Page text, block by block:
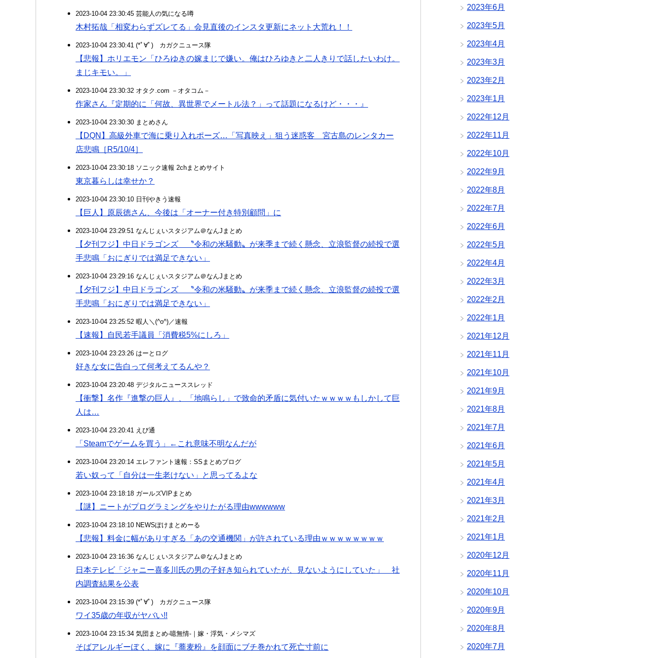
2023-10-04 23:30:45 芸能人の気になる噂
木村拓哉「相変わらずズレてる」会見直後のインスタ更新にネット大荒れ！！
2023-10-04 23:30:41 (*ﾟ∀ﾟ)ゞカガクニュース隊
【悲報】ホリエモン「ひろゆきの嫁まじで嫌い。俺はひろゆきと二人きりで話したいわけ。
まじキモい。」
2023-10-04 23:30:32 オタク.com －オタコム－
作家さん『定期的に「何故、異世界でメートル法？」って話題になるけど・・・』
2023-10-04 23:30:30 まとめさん
【DQN】高級外車で海に乗り入れポーズ…「写真映え」狙う迷惑客 宮古島のレンタカー
店悲鳴［R5/10/4］
2023-10-04 23:30:18 ソニック速報 2chまとめサイト
東京暮らしは幸せか？
2023-10-04 23:30:10 日刊やきう速報
【巨人】原辰徳さん、今後は「オーナー付き特別顧問」に
2023-10-04 23:29:51 なんじぇいスタジアム＠なんJまとめ
【夕刊フジ】中日ドラゴンズ 〝令和の米騒動〟が来季まで続く懸念、立浪監督の続投で選
手悲鳴「おにぎりでは満足できない」
2023-10-04 23:29:16 なんじぇいスタジアム＠なんJまとめ
【夕刊フジ】中日ドラゴンズ 〝令和の米騒動〟が来季まで続く懸念、立浪監督の続投で選
手悲鳴「おにぎりでは満足できない」
2023-10-04 23:25:52 暇人＼(^o^)／速報
【速報】自民若手議員「消費税5%にしろ」
2023-10-04 23:23:26 はーとログ
好きな女に告白って何考えてるんや？
2023-10-04 23:20:48 デジタルニューススレッド
【衝撃】名作『進撃の巨人』、「地鳴らし」で致命的矛盾に気付いたｗｗｗｗもしかして巨
人は…
2023-10-04 23:20:41 えび通
「Steamでゲームを買う」←これ意味不明なんだが
2023-10-04 23:20:14 エレファント速報：SSまとめブログ
若い奴って「自分は一生老けない」と思ってるよな
2023-10-04 23:18:18 ガールズVIPまとめ
【謎】ニートがプログラミングをやりたがる理由wwwwww
2023-10-04 23:18:10 NEWSぽけまとめーる
【悲報】料金に幅がありすぎる「あの交通機関」が許されている理由ｗｗｗｗｗｗｗｗ
2023-10-04 23:16:36 なんじぇいスタジアム＠なんJまとめ
日本テレビ「ジャニー喜多川氏の男の子好き知られていたが、見ないようにしていた」 社
内調査結果を公表
2023-10-04 23:15:39 (*ﾟ∀ﾟ)ゞカガクニュース隊
ワイ35歳の年収がヤバい!!
2023-10-04 23:15:34 気団まとめ-噫無情-｜嫁・浮気・メシマズ
そばアレルギーぼく、嫁に『蕎麦粉』を顔面にブチ巻かれて死亡寸前に
2023年6月
2023年5月
2023年4月
2023年3月
2023年2月
2023年1月
2022年12月
2022年11月
2022年10月
2022年9月
2022年8月
2022年7月
2022年6月
2022年5月
2022年4月
2022年3月
2022年2月
2022年1月
2021年12月
2021年11月
2021年10月
2021年9月
2021年8月
2021年7月
2021年6月
2021年5月
2021年4月
2021年3月
2021年2月
2021年1月
2020年12月
2020年11月
2020年10月
2020年9月
2020年8月
2020年7月